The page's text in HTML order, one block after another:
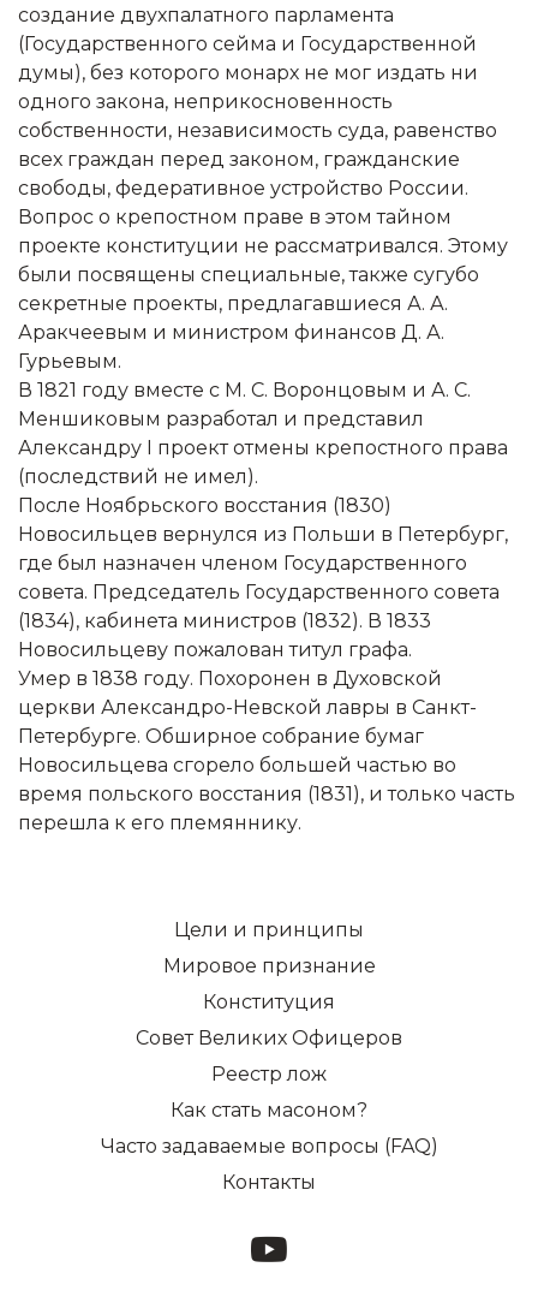
создание двухпалатного парламента
(Государственного сейма и Государственной
думы), без которого монарх не мог издать ни
одного закона, неприкосновенность
собственности, независимость суда, равенство
всех граждан перед законом, гражданские
свободы, федеративное устройство России.
Вопрос о крепостном праве в этом тайном
проекте конституции не рассматривался. Этому
были посвящены специальные, также сугубо
секретные проекты, предлагавшиеся А. А.
Аракчеевым и министром финансов Д. А.
Гурьевым.
В 1821 году вместе с М. С. Воронцовым и А. С.
Меншиковым разработал и представил
Александру I проект отмены крепостного права
(последствий не имел).
После Ноябрьского восстания (1830)
Новосильцев вернулся из Польши в Петербург,
где был назначен членом Государственного
совета. Председатель Государственного совета
(1834), кабинета министров (1832). В 1833
Новосильцеву пожалован титул графа.
Умер в 1838 году. Похоронен в Духовской
церкви Александро-Невской лавры в Санкт-
Петербурге. Обширное собрание бумаг
Новосильцева сгорело большей частью во
время польского восстания (1831), и только часть
перешла к его племяннику.
Цели и принципы
Мировое признание
Конституция
Совет Великих Офицеров
Реестр лож
Как стать масоном?
Часто задаваемые вопросы (FAQ)
Контакты